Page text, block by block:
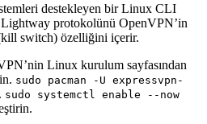
destekleyen bir Linux CLI
protokolünü OpenVPN’in
switch) özelliğini içerir.
Linux kurulum sayfasından
sudo pacman -U expressvpn-
sudo systemctl enable --now